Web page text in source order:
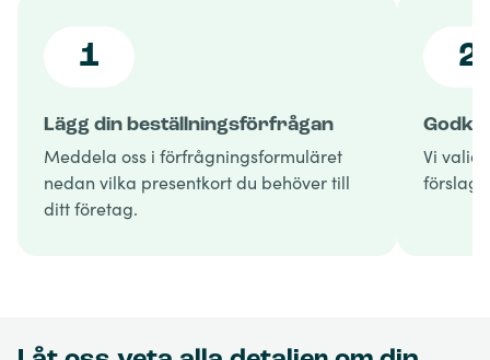
1
Lägg din beställningsförfrågan
Meddela oss i förfrågningsformuläret
nedan vilka presentkort du behöver till
ditt företag.
2
Vi
förslag